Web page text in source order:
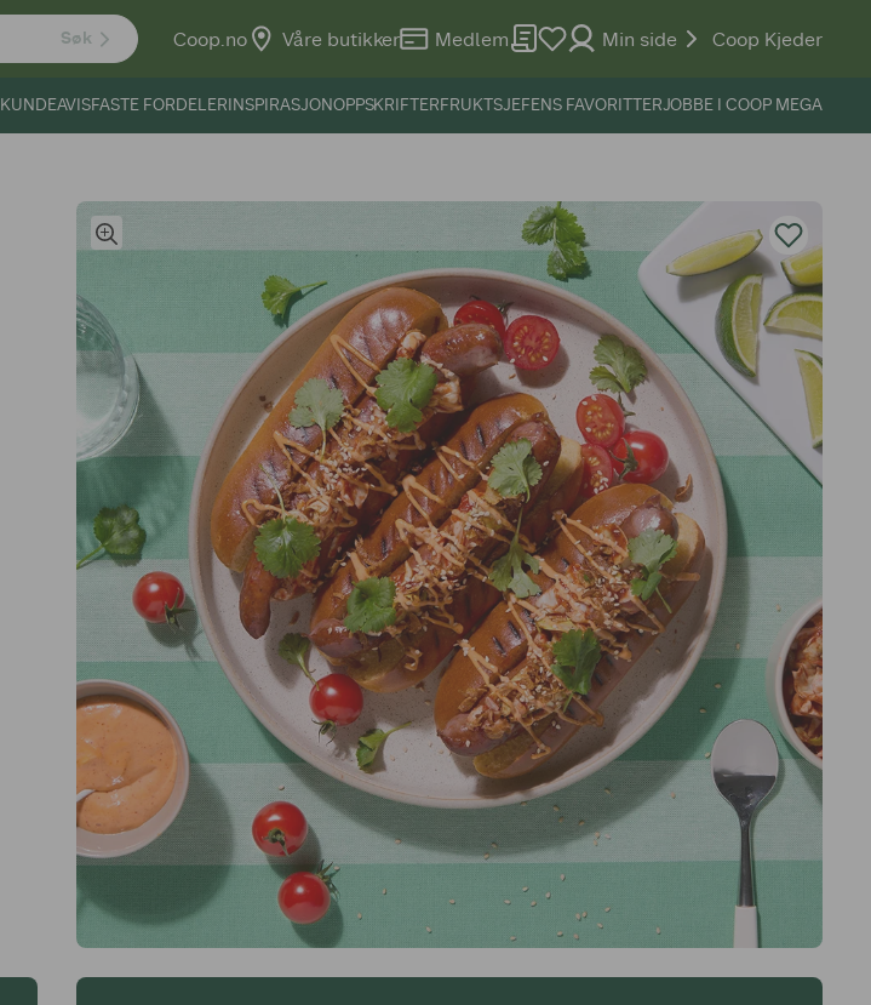
Søk Coop.no Våre butikker Medlem Min side Coop Kjeder
KUNDEAVISFASTE FORDELERINSPIRASJONOPPSKRIFTERFRUKTSJEFENS FAVORITTERJOBBE I COOP MEGA